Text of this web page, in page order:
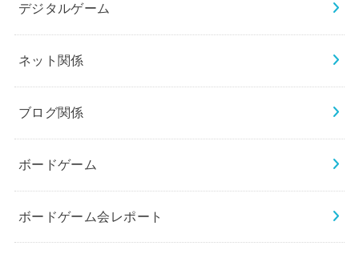
デジタルゲーム
ネット関係
ブログ関係
ボードゲーム
ボードゲーム会レポート